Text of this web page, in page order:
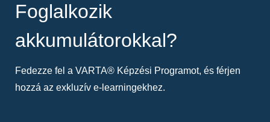
Foglalkozik
akkumulátorokkal?
Fedezze fel a VARTA® Képzési Programot, és férjen
hozzá az exkluzív e-learningekhez.